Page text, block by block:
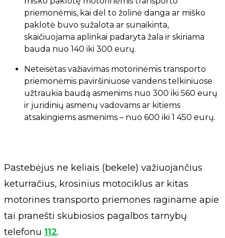
priemonėmis, kai dėl to žolinė danga ar miško
paklotė buvo sužalota ar sunaikinta,
skaičiuojama aplinkai padaryta žala ir skiriama
bauda nuo 140 iki 300 eurų.
Neteisėtas važiavimas motorinėmis transporto
priemonėmis paviršiniuose vandens telkiniuose
užtraukia baudą asmenims nuo 300 iki 560 eurų
ir juridinių asmenų vadovams ar kitiems
atsakingiems asmenims – nuo 600 iki 1 450 eurų.
Pastebėjus ne keliais (bekele) važiuojančius
keturračius, krosinius motociklus ar kitas
motorines transporto priemones raginame apie
tai pranešti skubiosios pagalbos tarnybų
telefonu 112.